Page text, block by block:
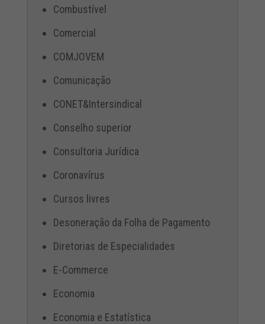
Combustível
Comercial
COMJOVEM
Comunicação
CONET&Intersindical
Conselho superior
Consultoria Jurídica
Coronavírus
Cursos livres
Desoneração da Folha de Pagamento
Diretorias de Especialidades
E-Commerce
Economia
Economia e Estatística